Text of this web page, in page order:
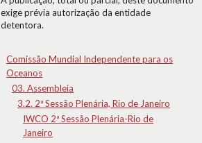
exige prévia autorização da entidade
detentora.
Comissão Mundial Independente para os
Oceanos
03. Assembleia
3.2. 2ª Sessão Plenária, Rio de Janeiro
IWCO 2ª Sessão Plenária-Rio de
Janeiro